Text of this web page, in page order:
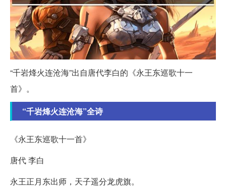
“千岩烽火连沧海”出自唐代李白的《永王东巡歌十一
首》。
“千岩烽火连沧海”全诗
《永王东巡歌十一首》
唐代 李白
永王正月东出师，天子遥分龙虎旗。